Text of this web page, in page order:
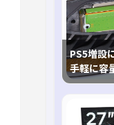
PS5増設
手軽に容
新、PS5